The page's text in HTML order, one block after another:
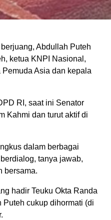
Abdullah Puteh
ketua KNPI Nasional,
Asia dan kepala
RI, saat ini Senator
Kahmi dan turut aktif di
dalam berbagai
tanya jawab,
bersama.
hadir Teuku Okta Randa
Puteh cukup dihormati (di